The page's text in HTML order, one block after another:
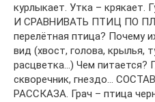
курлыкает. Утка – крякает.
И СРАВНИВАТЬ ПТИЦ ПО
перелётная птица? Почему
вид (хвост, голова, крылья,
расцветка…) Чем питается?
скворечник, гнездо…
РАССКАЗА. Грач – птица